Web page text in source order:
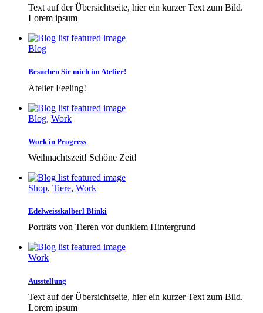
Text auf der Übersichtseite, hier ein kurzer Text zum Bild.
Lorem ipsum
Blog
Besuchen Sie mich im Atelier!
Atelier Feeling!
Blog, Work
Work in Progress
Weihnachtszeit! Schöne Zeit!
Shop, Tiere, Work
Edelweisskalberl Blinki
Porträts von Tieren vor dunklem Hintergrund
Work
Ausstellung
Text auf der Übersichtseite, hier ein kurzer Text zum Bild.
Lorem ipsum